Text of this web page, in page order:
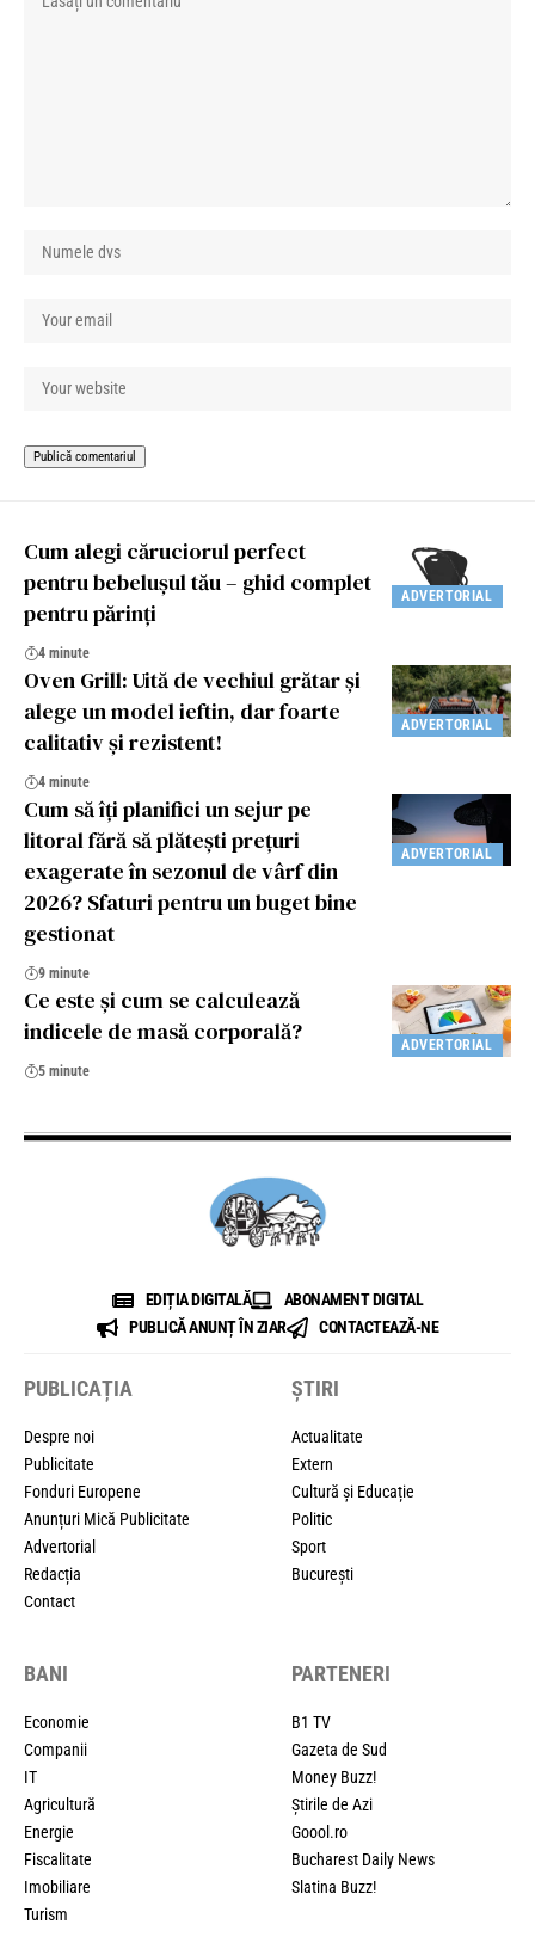
ADVERTORIAL
Cum alegi căruciorul perfect
pentru bebelușul tău – ghid complet
pentru părinți
4 minute
ADVERTORIAL
Oven Grill: Uită de vechiul grătar și
alege un model ieftin, dar foarte
calitativ și rezistent!
4 minute
ADVERTORIAL
Cum să îți planifici un sejur pe
litoral fără să plătești prețuri
exagerate în sezonul de vârf din
2026? Sfaturi pentru un buget bine
gestionat
9 minute
ADVERTORIAL
Ce este și cum se calculează
indicele de masă corporală?
5 minute
EDIȚIA DIGITALĂ
ABONAMENT DIGITAL
PUBLICĂ ANUNȚ ÎN ZIAR
CONTACTEAZĂ-NE
PUBLICAȚIA
Despre noi
Publicitate
Fonduri Europene
Anunțuri Mică Publicitate
Advertorial
Redacția
Contact
ȘTIRI
Actualitate
Extern
Cultură și Educație
Politic
Sport
București
BANI
Economie
Companii
IT
Agricultură
Energie
Fiscalitate
Imobiliare
Turism
PARTENERI
B1 TV
Gazeta de Sud
Money Buzz!
Știrile de Azi
Goool.ro
Bucharest Daily News
Slatina Buzz!